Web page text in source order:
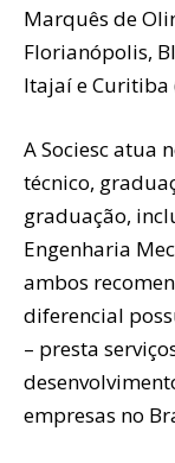
Marquês de
Florianópolis,
Itajaí e Curitiba
A Sociesc atua
técnico,
graduação,
Engenharia
ambos
diferencial
– presta
empresas no